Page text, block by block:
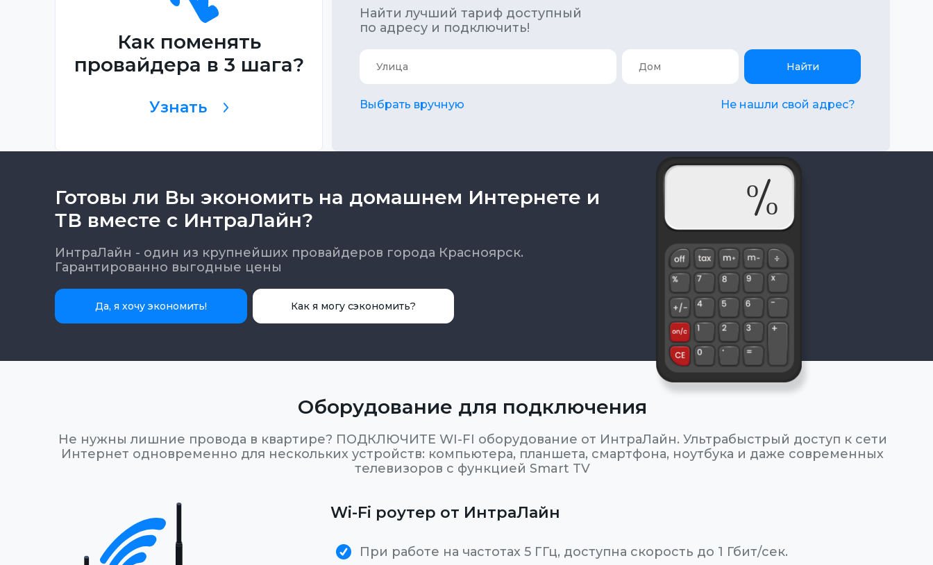
Как поменять
провайдера в 3 шага?
Узнать
Найти лучший тариф доступный
по адресу и подключить!
Найти
Выбрать вручную Не нашли свой адрес?
Готовы ли Вы экономить на домашнем Интернете и
ТВ вместе с ИнтраЛайн?
ИнтраЛайн - один из крупнейших провайдеров города Красноярск.
Гарантированно выгодные цены
Да, я хочу экономить! Как я могу сэкономить?
Оборудование для подключения
Не нужны лишние провода в квартире? ПОДКЛЮЧИТЕ WI-FI оборудование от ИнтраЛайн. Ультрабыстрый доступ к сети
Интернет одновременно для нескольких устройств: компьютера, планшета, смартфона, ноутбука и даже современных
телевизоров с функцией Smart TV
Wi-Fi роутер от ИнтраЛайн
При работе на частотах 5 ГГц, доступна скорость до 1 Гбит/сек.